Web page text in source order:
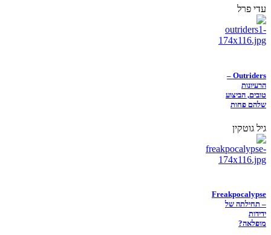
עדי פרל
Outriders –
הרעיונות
טובים, הביצוע
שלהם פחות
גיל גוטקין
Freakpocalypse
– תחילתה של
ידידות
מופלאה?